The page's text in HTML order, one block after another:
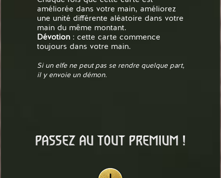
améliorée dans votre main, améliorez
une unité différente aléatoire dans votre
main du même montant.
Dévotion : cette carte commence
toujours dans votre main.
Si un elfe ne peut pas se rendre quelque part,
il y envoie un démon.
PASSEZ AU TOUT PREMIUM !